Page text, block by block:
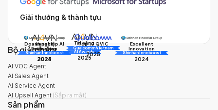
Giải thưởng & thành tựu
Doanh nghiệp AI
triển vọng
AI Awards
2025
Tài năng
AI
AI Awards
2025
Excellent
Innovation
Shinhan Innoboost
2024
Impact
Innovation
Shinhan Innoboost
2024
Top 10 QVIC
Qualcomm Vietnam
2025
Bộ giải pháp
AI VOC Agent
AI Sales Agent
AI Service Agent
AI Upsell Agent (Sắp ra mắt)
Sản phẩm